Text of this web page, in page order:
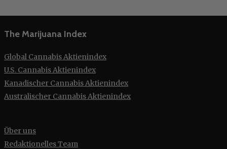
The Marijuana Index
Global Cannabis Aktienindex
U.S. Cannabis Aktienindex
Kanadischer Cannabis Aktienindex
Australischer Cannabis Aktienindex
Über uns
Redaktionelles Team